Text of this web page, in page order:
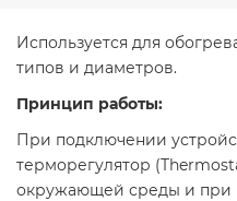
Используется для
типов и диаметров.
Принцип работы:
При подключении
терморегулятор
окружающей среды и при